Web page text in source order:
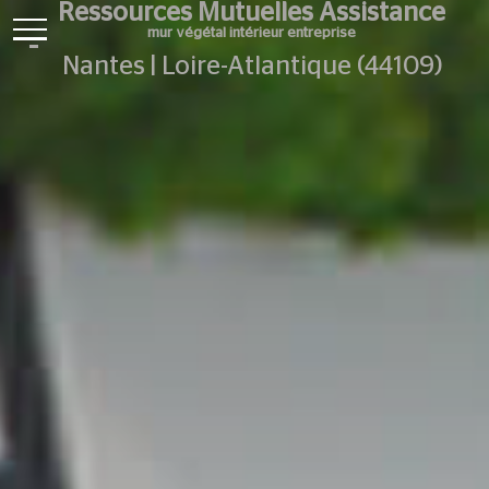
Ressources Mutuelles Assistance
mur végétal intérieur entreprise
Nantes | Loire-Atlantique (44109)